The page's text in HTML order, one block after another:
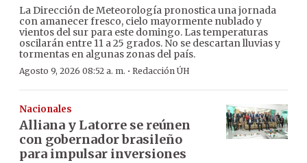
La Dirección de Meteorología pronostica una jornada
con amanecer fresco, cielo mayormente nublado y
vientos del sur para este domingo. Las temperaturas
oscilarán entre 11 a 25 grados. No se descartan lluvias y
tormentas en algunas zonas del país.
Agosto 9, 2026 08:52 a. m. · Redacción ÚH
Nacionales
Alliana y Latorre se reúnen
con gobernador brasileño
para impulsar inversiones